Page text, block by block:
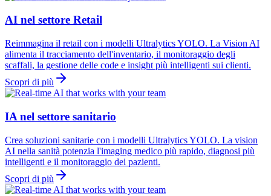
AI nel settore Retail
Reimmagina il retail con i modelli Ultralytics YOLO. La Vision AI
alimenta il tracciamento dell'inventario, il monitoraggio degli
scaffali, la gestione delle code e insight più intelligenti sui clienti.
Scopri di più
IA nel settore sanitario
Crea soluzioni sanitarie con i modelli Ultralytics YOLO. La vision
AI nella sanità potenzia l'imaging medico più rapido, diagnosi più
intelligenti e il monitoraggio dei pazienti.
Scopri di più